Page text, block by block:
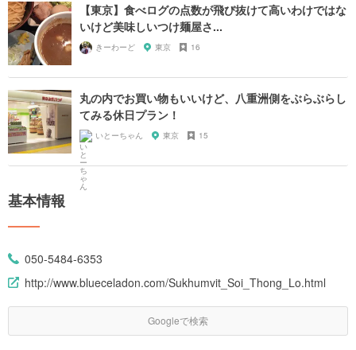
【東京】食べログの点数が飛び抜けて高いわけではな
いけど美味しいつけ麺屋さ...
きーわーど 東京 16
丸の内でお買い物もいいけど、八重洲側をぶらぶらし
てみる休日プラン！
いとーちゃん 東京 15
基本情報
050-5484-6353
http://www.blueceladon.com/Sukhumvit_Soi_Thong_Lo.html
Googleで検索